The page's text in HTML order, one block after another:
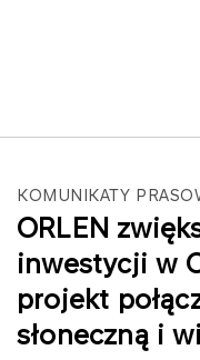
KOMUNIKATY
ORLEN
inwestycji w
projekt
słoneczną i